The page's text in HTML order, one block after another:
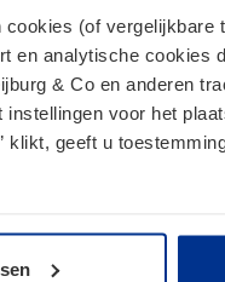
(of vergelijkbare
en analytische cookies
& Co en anderen
voor het
klikt, geeft u
presenteert
Omnibus
en
voor